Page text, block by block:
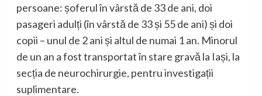
persoane: șoferul în vârstă de 33 de ani, doi
pasageri adulți (în vârstă de 33 și 55 de ani) și doi
copii – unul de 2 ani și altul de numai 1 an. Minorul
de un an a fost transportat în stare gravă la Iași, la
secția de neurochirurgie, pentru investigații
suplimentare.